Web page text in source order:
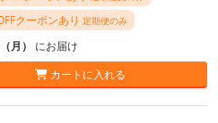
クーポンあり 定期便のみ
月） にお届け
カートに入れる